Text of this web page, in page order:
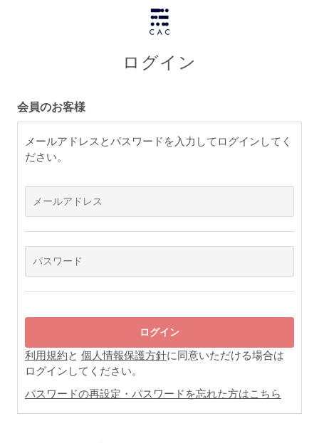
ログイン
会員のお客様
メールアドレスとパスワードを入力してログインしてく
ださい。
利用規約と 個人情報保護方針に同意いただける場合は
ログインしてください。
パスワードの再設定・パスワードを忘れた方はこちら